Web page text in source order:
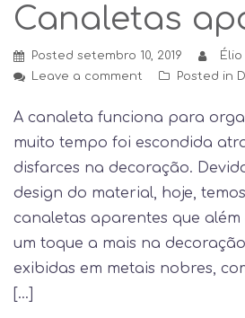
Canaletas
Posted setembro 10, 2019
Leave a comment
Posted in
A canaleta funciona para
muito tempo foi escondida
disfarces na decoração.
design do material, hoje,
canaletas aparentes que
um toque a mais na
exibidas em metais nobres,
[…]